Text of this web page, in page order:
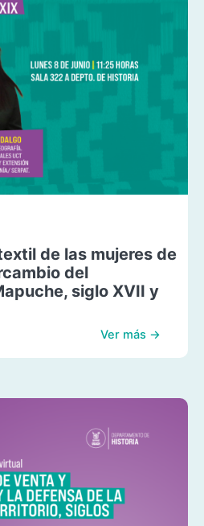
de las mujeres de
del
siglo XVII y
Ver más →